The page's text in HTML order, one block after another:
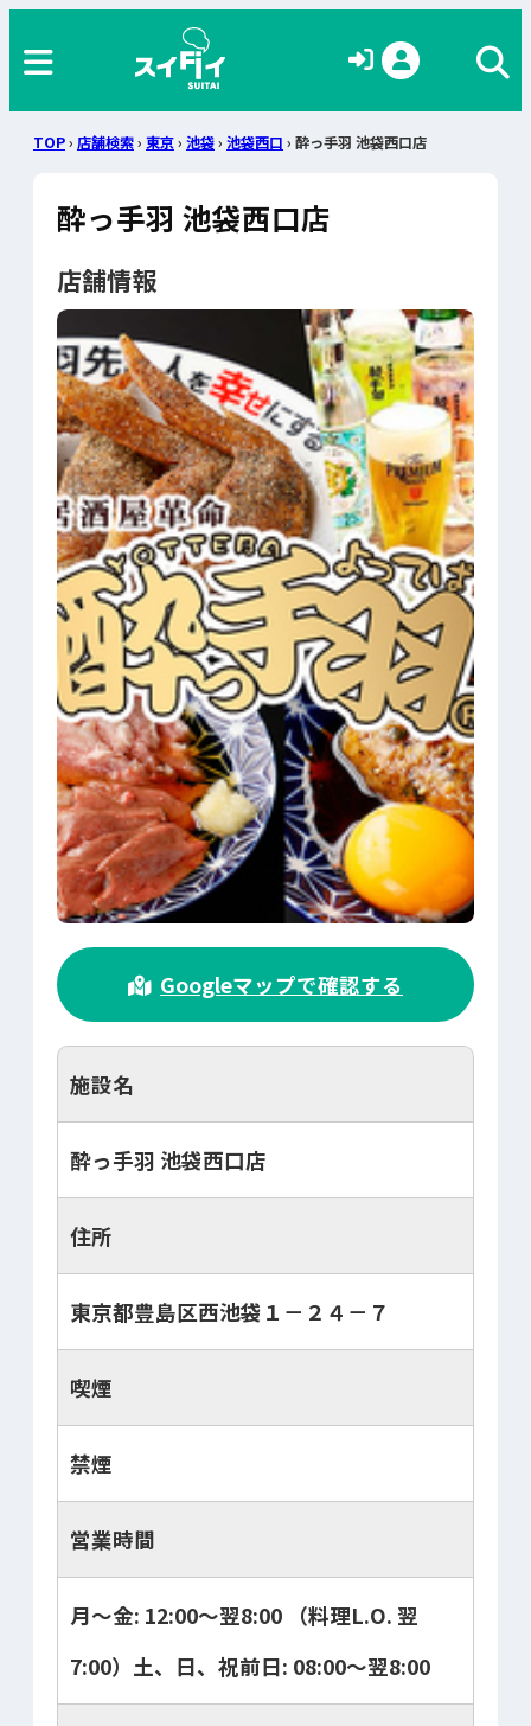
TOP› 店舗検索› 東京› 池袋› 池袋西口 › 酔っ手羽 池袋西口店
酔っ手羽 池袋西口店
店舗情報
>
Googleマップで確認する
施設名
酔っ手羽 池袋西口店
住所
東京都豊島区西池袋１－２４－７
喫煙
禁煙
営業時間
月～金: 12:00～翌8:00 （料理L.O. 翌
7:00）土、日、祝前日: 08:00～翌8:00